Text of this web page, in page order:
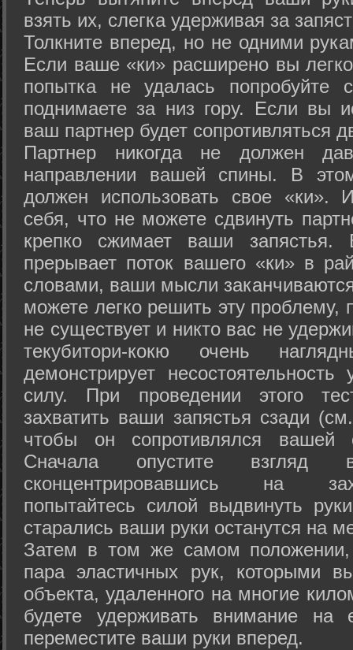
взять их, слегка удерживая за
Толкните вперед, но не одними
Если ваше «ки» расширено вы
попытка не удалась попробуйте
поднимаете за низ гору. Если вы
ваш партнер будет сопротивляться
Партнер никогда не должен
направлении вашей спины. В
должен использовать свое «ки».
себя, что не можете сдвинуть
крепко сжимает ваши запястья.
прерывает поток вашего «ки» в
словами, ваши мысли
можете легко решить эту проблему,
не существует и никто вас не
текубитори-кокю очень
демонстрирует
силу. При проведении этого
захватить ваши запястья сзади
чтобы он сопротивлялся вашей
Сначала опустите
сконцентрировавшись на
попытайтесь силой выдвинуть
старались ваши руки останутся на
Затем в том же самом положении,
пара эластичных рук, которыми
объекта, удаленного на многие
будете удерживать внимание на
переместите ваши руки вперед.